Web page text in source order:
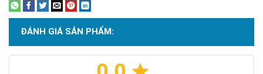
Chi Nhánh Hà Nội: P914 Tòa Nhà CT4C/X2 KĐT Bắc Linh Đàm -
Hoàng Mai - Hà Nội.
ĐÁNH GIÁ SẢN PHẨM: